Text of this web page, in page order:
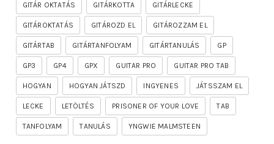
GITÁR OKTATÁS GITÁRKOTTA GITÁRLECKE
GITÁROKTATÁS GITÁROZD EL GITÁROZZAM EL
GITÁRTAB GITÁRTANFOLYAM GITÁRTANULÁS GP
GP3 GP4 GPX GUITAR PRO GUITAR PRO TAB
HOGYAN HOGYAN JÁTSZD INGYENES JÁTSSZAM EL
LECKE LETÖLTÉS PRISONER OF YOUR LOVE TAB
TANFOLYAM TANULÁS YNGWIE MALMSTEEN